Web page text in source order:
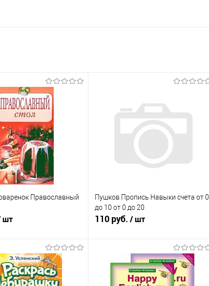
Православный
шт
Подписаться
в 1 клик
К сравнению
Пушков Пропись Навыки счета от 0
до 10 от 0 до 20
110 руб. / шт
В корзину
Купить в 1 клик
К сравнению